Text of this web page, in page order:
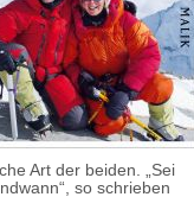
Art der beiden. „Sei
so schrieben